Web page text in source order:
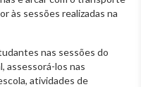
às sessões realizadas na
nas sessões do
assessorá-los nas
atividades de